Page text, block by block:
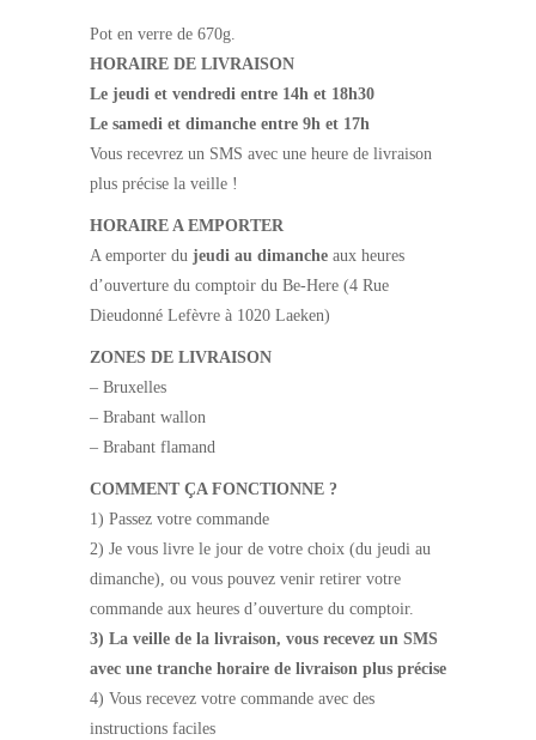
Pot en verre de 670g.
HORAIRE DE LIVRAISON
Le jeudi et vendredi entre 14h et 18h30
Le samedi et dimanche entre 9h et 17h
Vous recevrez un SMS avec une heure de livraison
plus précise la veille !
HORAIRE A EMPORTER
A emporter du jeudi au dimanche aux heures
d’ouverture du comptoir du Be-Here (4 Rue
Dieudonné Lefèvre à 1020 Laeken)
ZONES DE LIVRAISON
– Bruxelles
– Brabant wallon
– Brabant flamand
COMMENT ÇA FONCTIONNE ?
1) Passez votre commande
2) Je vous livre le jour de votre choix (du jeudi au
dimanche), ou vous pouvez venir retirer votre
commande aux heures d’ouverture du comptoir.
3) La veille de la livraison, vous recevez un SMS
avec une tranche horaire de livraison plus précise
4) Vous recevez votre commande avec des
instructions faciles